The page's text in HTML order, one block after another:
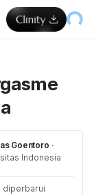
Goentoro ·
Indonesia
diperbarui